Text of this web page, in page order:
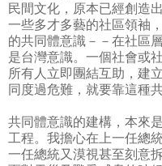
民間文化，原本已經創造
一些多才多藝的社區領袖
的共同體意識－－在社區
是台灣意識。一個社會或
所有人立即團結互助，建
同度過危難，就要靠這種
共同體意識的建構，本來
工程。我擔心在上一任總
一任總統又漠視甚至刻意